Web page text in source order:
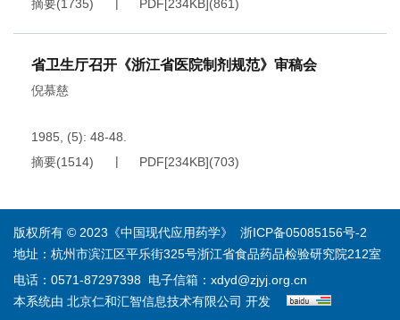
摘要(1735) PDF[234KB](861)
省卫生厅召开《浙江省医院制剂规范》审稿会
倪慕慈
1985, (5): 48-48.
摘要(1514) PDF[234KB](703)
版权所有 © 2023《中国现代应用药学》 浙ICP备05085156号-2
地址：杭州市滨江区平乐街325号浙江省食品药品检验研究院212室
电话：0571-87297398 电子信箱： xdyd@zjyj.org.cn
本系统由 北京仁和汇智信息技术有限公司 开发